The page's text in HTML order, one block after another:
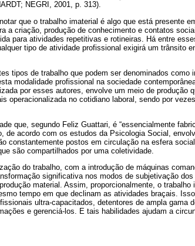
NEGRI, 2001, p. 313).
que o trabalho imaterial é algo que está presente
a criação, produção de conhecimento e contatos
para atividades repetitivas e rotineiras. Há entre
tipo de atividade profissional exigirá um trânsito
tipos de trabalho que podem ser denominados como
modalidade profissional na sociedade
por esses autores, envolve um meio de produção
operacionalizada no cotidiano laboral, sendo por
que, segundo Feliz Guattari, é “essencialmente
de acordo com os estudos da Psicologia Social,
constantemente postos em circulação na esfera
são compartilhados por uma coletividade.
do trabalho, com a introdução de máquinas
significativa nos modos de subjetivação
material. Assim, proporcionalmente, o trabalho
tempo em que declinam as atividades braçais.
ultra-capacitados, detentores de ampla gama
e gerenciá-los. E tais habilidades ajudam a